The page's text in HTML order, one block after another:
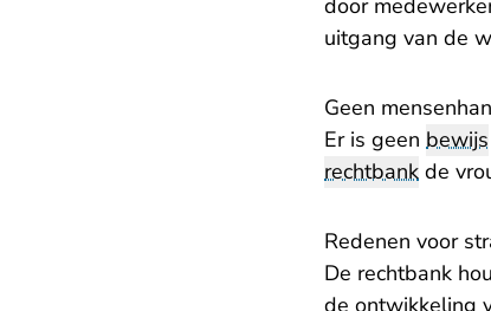
door
uitgang van de
Geen
Er is geen bewijs
rechtbank de
Redenen voor
De rechtbank